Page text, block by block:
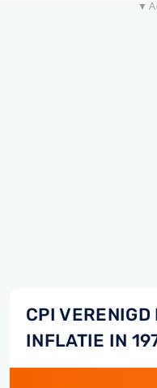
▼
CPI
INFLATIE IN